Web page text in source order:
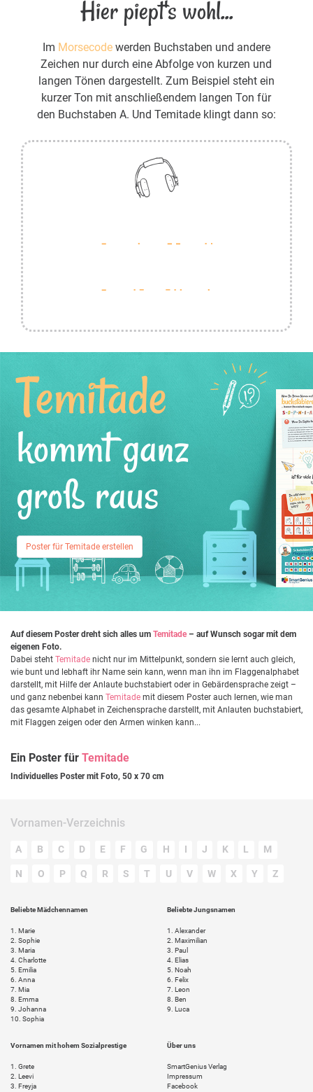
Hier piept's wohl...
Im Morsecodewerden Buchstaben und andere
Zeichen nur durch eine Abfolge von kurzen und
langen Tönen dargestellt. Zum Beispiel steht ein
kurzer Ton mit anschließendem langen Ton für
den Buchstaben A. Und Temitade klingt dann so:
Temitade
kommt ganz
groß raus
Poster für Temitade erstellen
Auf diesem Poster dreht sich alles um Temitade– auf Wunsch sogar mit dem
eigenen Foto.
Dabei steht Temitade nicht nur im Mittelpunkt, sondern sie lernt auch gleich,
wie bunt und lebhaft ihr Name sein kann, wenn man ihn im Flaggenalphabet
darstellt, mit Hilfe der Anlaute buchstabiert oder in Gebärdensprache zeigt –
und ganz nebenbei kann Temitade mit diesem Poster auch lernen, wie man
das gesamte Alphabet in Zeichensprache darstellt, mit Anlauten buchstabiert,
mit Flaggen zeigen oder den Armen winken kann...
Ein Poster für Temitade
Individuelles Poster mit Foto, 50 x 70 cm
Vornamen-Verzeichnis
A B C D E F G H I J K L M
N O P Q R S T U V W X Y Z
Beliebte Mädchennamen
1.
Marie
2. Sophie
3. Maria
4. Charlotte
5. Emilia
6. Anna
7. Mia
8. Emma
9. Johanna
10. Sophia
Beliebte Jungsnamen
1.
Alexander
2. Maximilian
3. Paul
4. Elias
5. Noah
6. Felix
7. Leon
8. Ben
9. Luca
Vornamen mit hohem Sozialprestige
1.
Grete
2. Leevi
3. Freyja
Über uns
SmartGenius Verlag
Impressum
Facebook